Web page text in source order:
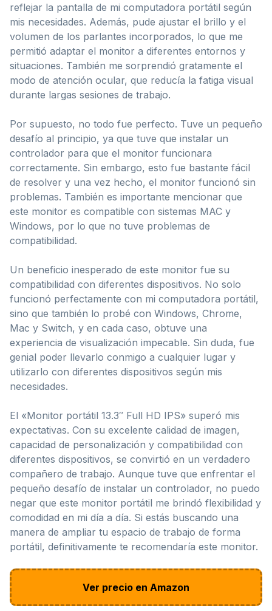
reflejar la pantalla de mi computadora portátil según
mis necesidades. Además, pude ajustar el brillo y el
volumen de los parlantes incorporados, lo que me
permitió adaptar el monitor a diferentes entornos y
situaciones. También me sorprendió gratamente el
modo de atención ocular, que reducía la fatiga visual
durante largas sesiones de trabajo.
Por supuesto, no todo fue perfecto. Tuve un pequeño
desafío al principio, ya que tuve que instalar un
controlador para que el monitor funcionara
correctamente. Sin embargo, esto fue bastante fácil
de resolver y una vez hecho, el monitor funcionó sin
problemas. También es importante mencionar que
este monitor es compatible con sistemas MAC y
Windows, por lo que no tuve problemas de
compatibilidad.
Un beneficio inesperado de este monitor fue su
compatibilidad con diferentes dispositivos. No solo
funcionó perfectamente con mi computadora portátil,
sino que también lo probé con Windows, Chrome,
Mac y Switch, y en cada caso, obtuve una
experiencia de visualización impecable. Sin duda, fue
genial poder llevarlo conmigo a cualquier lugar y
utilizarlo con diferentes dispositivos según mis
necesidades.
El «Monitor portátil 13.3″ Full HD IPS» superó mis
expectativas. Con su excelente calidad de imagen,
capacidad de personalización y compatibilidad con
diferentes dispositivos, se convirtió en un verdadero
compañero de trabajo. Aunque tuve que enfrentar el
pequeño desafío de instalar un controlador, no puedo
negar que este monitor portátil me brindó flexibilidad y
comodidad en mi día a día. Si estás buscando una
manera de ampliar tu espacio de trabajo de forma
portátil, definitivamente te recomendaría este monitor.
Ver precio en Amazon